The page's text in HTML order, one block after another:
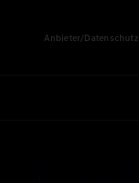
Anbieter/Datenschutz